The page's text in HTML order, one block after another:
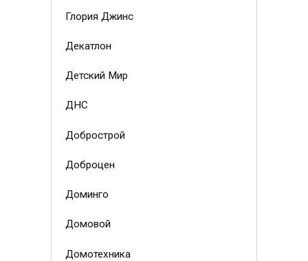
Глория Джинс
Декатлон
Детский Мир
ДНС
Добрострой
Доброцен
Доминго
Домовой
Домотехника